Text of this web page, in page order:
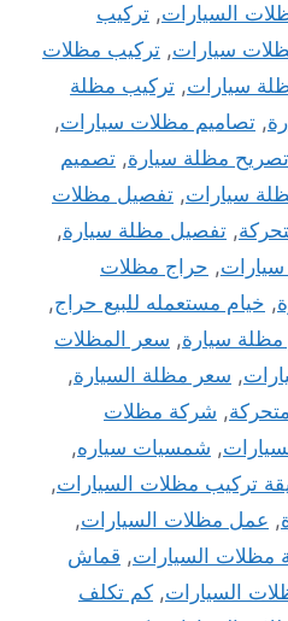
السيارات, تركيب
سيارات, تركيب مظلات
سيارات, تركيب مظلة
, تصاميم مظلات سيارات,
تصريح مظلة سيارة, تصميم
سيارات, تفصيل مظلات
, تفصيل مظلة سيارة,
سيارات, حراج مظلات
, خيام مستعمله للبيع حراج,
سيارة, سعر المظلات
, سعر مظلة السيارة,
, شركة مظلات
, شمسيات سياره,
تركيب مظلات السيارات,
, عمل مظلات السيارات,
مظلات السيارات, قماش
السيارات, كم تكلف